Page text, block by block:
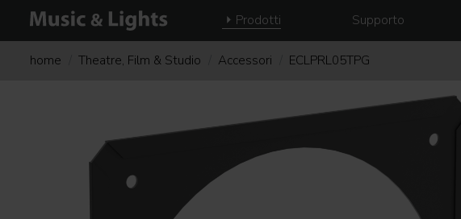
Prodotti Supporto
home Theatre, Film & Studio Accessori ECLPRL05TPG